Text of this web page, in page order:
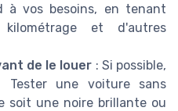
à vos besoins, en tenant
et d'autres
de le louer : Si possible,
Tester une voiture sans
soit une noire brillante ou